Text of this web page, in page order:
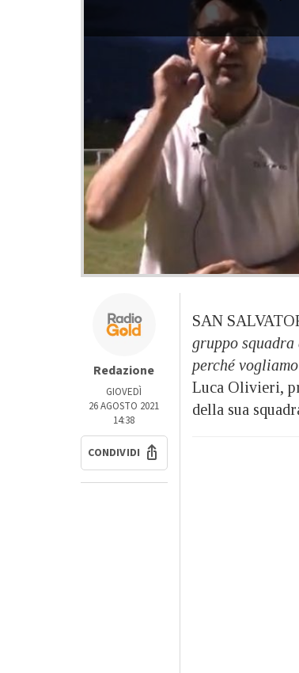
Redazione
GIOVEDÌ
26 AGOSTO 2021
14:38
CONDIVIDI
SAN
gruppo
perché
Luca Olivieri,
della sua